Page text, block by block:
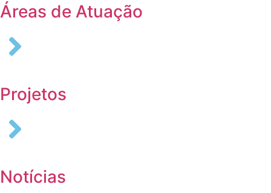
Áreas de Atuação
Projetos
Notícias